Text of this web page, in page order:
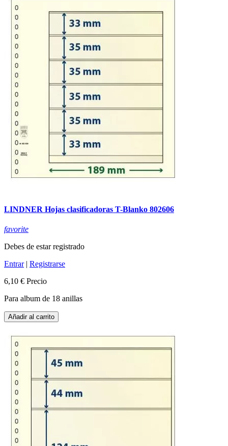
LINDNER Hojas clasificadoras T-Blanko 802606
favorite
Debes de estar registrado
Entrar| Registrarse
6,10 € Precio
Para album de 18 anillas
Añadir al carrito